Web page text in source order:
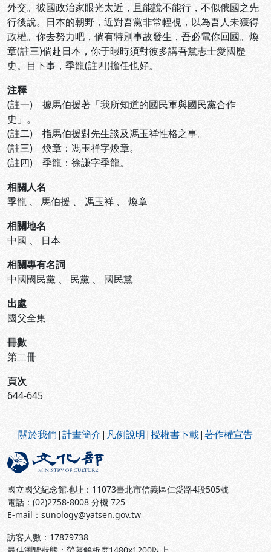
外交。彼國政治家眼光太近，且能說不能行，不似俄國之先
行後說。日本的朝野，近對吾黨非常輕視，以為吾人未獲得
政權。你去努力吧，倘有特別事故發生，吾必電你回國。煥
章(註三)倘赴日本，你于暇時須對彼多講吾黨志士愛國歷
史。目下事，季龍(註四)擔任也好。
注釋
(註一) 據馬伯援著「我所知道的國民軍與國民黨合作
史」。
(註二) 指馬伯援對先生談及馮玉祥性格之事。
(註三) 煥章：馮玉祥字煥章。
(註四) 季龍：徐謙字季龍。
相關人名
季龍 、 馬伯援 、 馮玉祥 、 煥章
相關地名
中國 、 日本
相關專有名詞
中國國民黨 、 民黨 、 國民黨
出處
國父全集
冊數
第二冊
頁次
644-645
關於我們|計畫簡介| 凡例說明|授權書下載|著作權宣告
國立國父紀念館地址：11073臺北市信義區仁愛路4段505號
電話：(02)2758-8008 分機 725
E-mail：sunology@yatsen.gov.tw
訪客人數： 17879738